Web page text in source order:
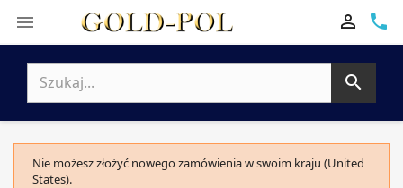
 phone


Nie możesz złożyć nowego zamówienia w swoim kraju (United
States).